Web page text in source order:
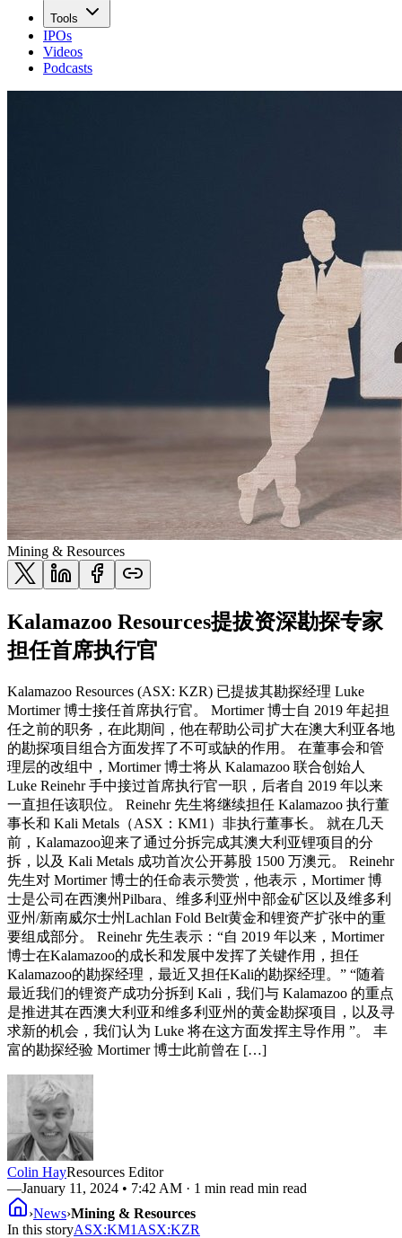
Tools
IPOs
Videos
Podcasts
Mining & Resources
Kalamazoo Resources提拔资深勘探专家
担任首席执行官
Kalamazoo Resources (ASX: KZR) 已提拔其勘探经理 Luke
Mortimer 博士接任首席执行官。 Mortimer 博士自 2019 年起担
任之前的职务，在此期间，他在帮助公司扩大在澳大利亚各地
的勘探项目组合方面发挥了不可或缺的作用。 在董事会和管
理层的改组中，Mortimer 博士将从 Kalamazoo 联合创始人
Luke Reinehr 手中接过首席执行官一职，后者自 2019 年以来
一直担任该职位。 Reinehr 先生将继续担任 Kalamazoo 执行董
事长和 Kali Metals（ASX：KM1）非执行董事长。 就在几天
前，Kalamazoo迎来了通过分拆完成其澳大利亚锂项目的分
拆，以及 Kali Metals 成功首次公开募股 1500 万澳元。 Reinehr
先生对 Mortimer 博士的任命表示赞赏，他表示，Mortimer 博
士是公司在西澳州Pilbara、维多利亚州中部金矿区以及维多利
亚州/新南威尔士州Lachlan Fold Belt黄金和锂资产扩张中的重
要组成部分。 Reinehr 先生表示：“自 2019 年以来，Mortimer
博士在Kalamazoo的成长和发展中发挥了关键作用，担任
Kalamazoo的勘探经理，最近又担任Kali的勘探经理。” “随着
最近我们的锂资产成功分拆到 Kali，我们与 Kalamazoo 的重点
是推进其在西澳大利亚和维多利亚州的黄金勘探项目，以及寻
求新的机会，我们认为 Luke 将在这方面发挥主导作用 ”。 丰
富的勘探经验 Mortimer 博士此前曾在 […]
Colin HayResources Editor
—January 11, 2024 • 7:42 AM · 1 min read min read
›News›Mining & Resources
In this storyASX:KM1 ASX:KZR